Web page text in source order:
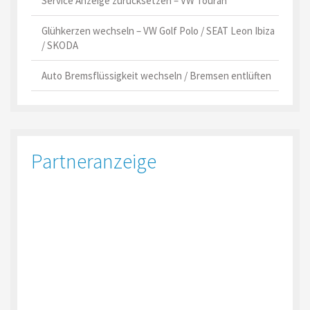
Glühkerzen wechseln – VW Golf Polo / SEAT Leon Ibiza
/ SKODA
Auto Bremsflüssigkeit wechseln / Bremsen entlüften
Partneranzeige